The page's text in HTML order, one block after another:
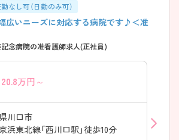
なし可（日勤のみ可）
幅広いニーズに対応する病院です♪＜准
念病院の准看護師求人(正社員)
20.8万円～
川口市
浜東北線「西川口駅」徒歩10分